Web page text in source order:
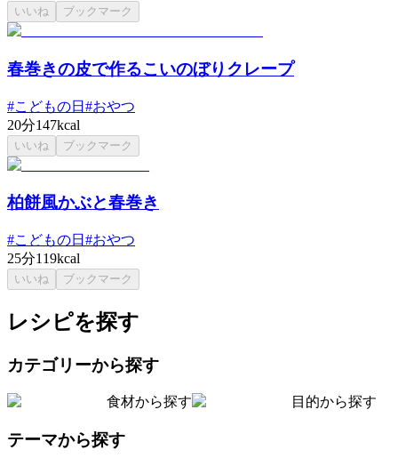
いいね ブックマーク
春巻きの皮で作るこいのぼりクレープ
#こどもの日 #おやつ
20分147kcal
いいね ブックマーク
柏餅風かぶと春巻き
#こどもの日 #おやつ
25分119kcal
いいね ブックマーク
レシピを探す
カテゴリーから探す
食材から探す 目的から探す
テーマから探す